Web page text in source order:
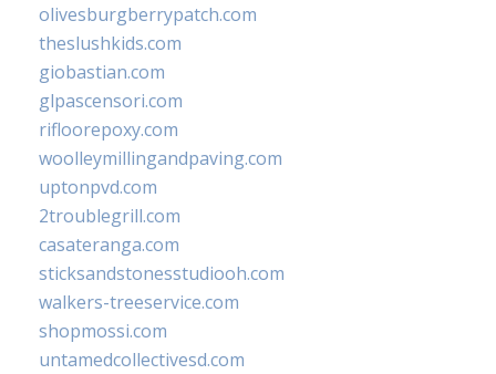
olivesburgberrypatch.com
theslushkids.com
giobastian.com
glpascensori.com
rifloorepoxy.com
woolleymillingandpaving.com
uptonpvd.com
2troublegrill.com
casateranga.com
sticksandstonesstudiooh.com
walkers-treeservice.com
shopmossi.com
untamedcollectivesd.com